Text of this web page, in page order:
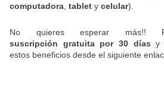
computadora tablet y celular).
No quieres esperar más!!
suscripción gratuita por 30 días y
estos beneficios desde el siguiente